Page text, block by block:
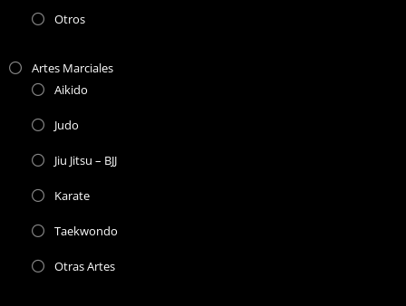
Otros
Artes Marciales
Aikido
Judo
Jiu Jitsu – BJJ
Karate
Taekwondo
Otras Artes